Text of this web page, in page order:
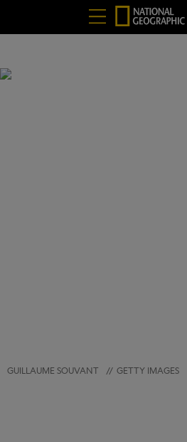
GUILLAUME SOUVANT // GETTY IMAGES